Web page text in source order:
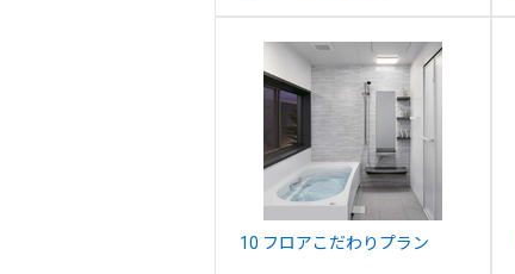
10 フロアこだわりプラン